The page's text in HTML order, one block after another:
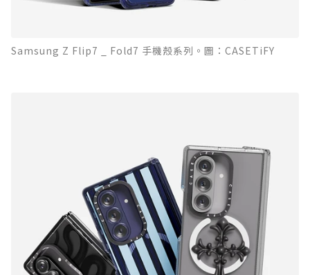
Samsung Z Flip7 _ Fold7 手機殼系列。圖：CASETiFY